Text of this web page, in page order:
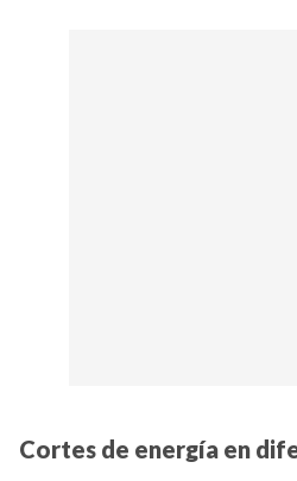
Cortes de energía en